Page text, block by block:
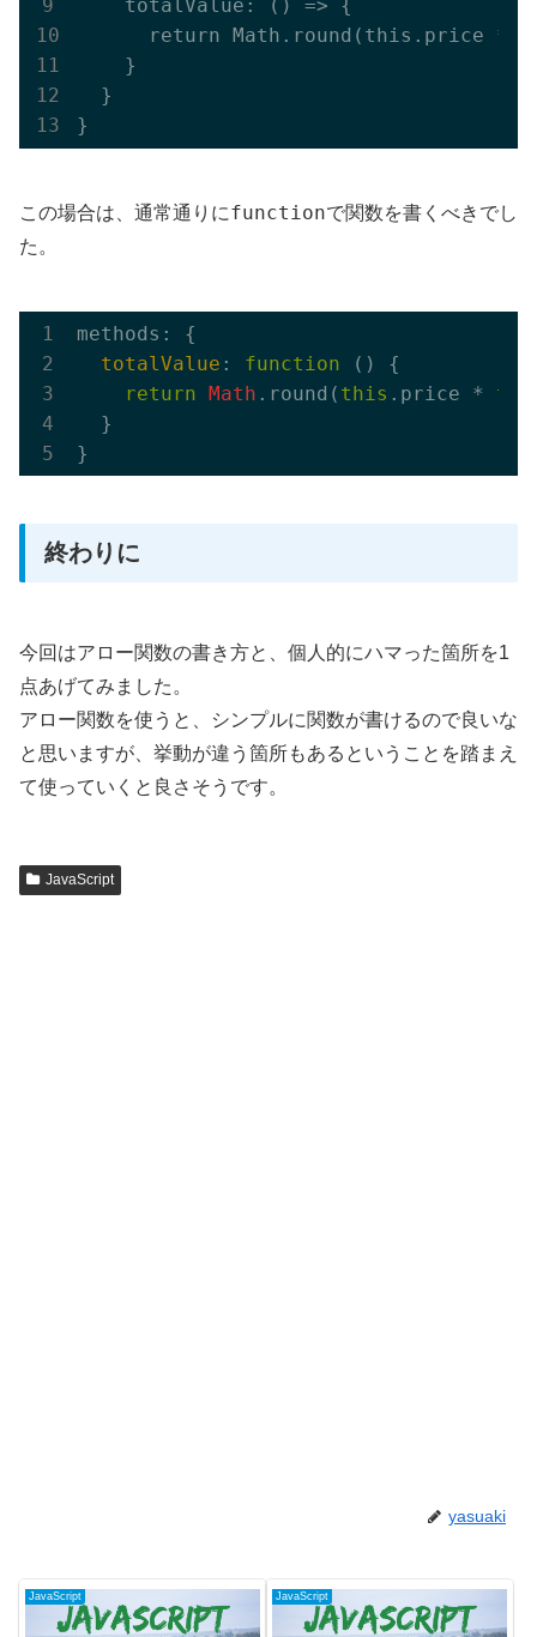
    totalValue: () => {
return Math.round(this.price *
    }
  }
この場合は、通常通りにfunctionで関数を書くべきでし
た。
methods: {
totalValue : function ( ) {
return Math .round( this .price *
  }
終わりに
今回はアロー関数の書き方と、個人的にハマった箇所を1
点あげてみました。
アロー関数を使うと、シンプルに関数が書けるので良いな
と思いますが、挙動が違う箇所もあるということを踏まえ
て使っていくと良さそうです。
JavaScript
yasuaki
JavaScript JavaScript